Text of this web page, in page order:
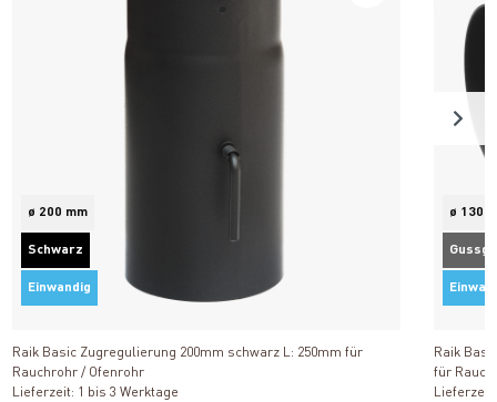
ø 200 mm
Schwarz
Einwandig
Raik Basic Zugregulierung 200mm schwarz L: 250mm für
Rauchrohr / Ofenrohr
Lieferzeit: 1 bis 3 Werktage
ø 130
Raik
für